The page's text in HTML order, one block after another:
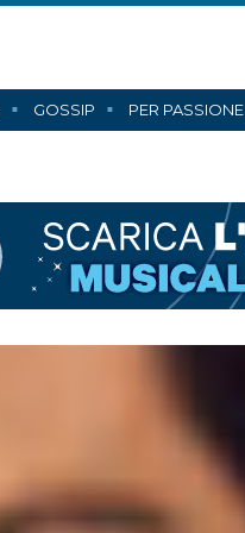
GOSSIP PER PASSIONE